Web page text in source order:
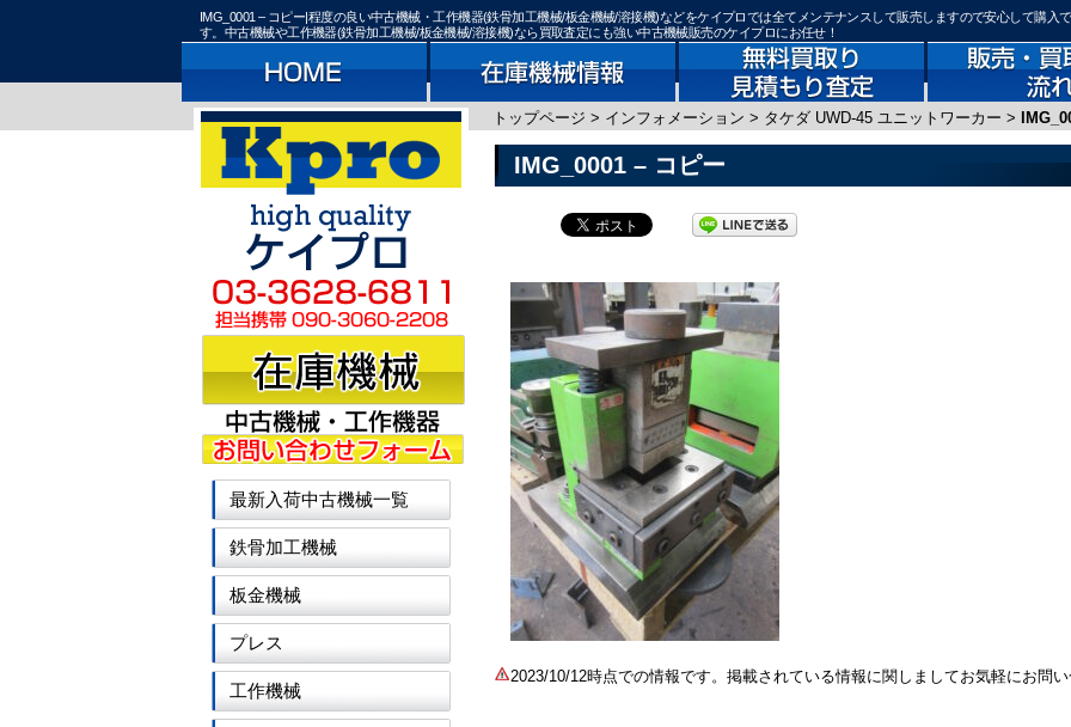
IMG_0001 – コピー|程度の良い中古機械・工作機器(鉄骨加工機械/板金機械/溶接機)などをケイプロでは全てメンテナンスして販売しますので安心して購入
す。中古機械や工作機器(鉄骨加工機械/板金機械/溶接機)なら買取査定にも強い中古機械販売のケイプロにお任せ！
トップページ > インフォメーション > タケダ UWD-45 ユニットワーカー >
IMG_0001 – コピー
2023/10/12時点での情報です。掲載されている情報に関しましてお気軽にお問い
最新入荷中古機械一覧
鉄骨加工機械
板金機械
プレス
工作機械